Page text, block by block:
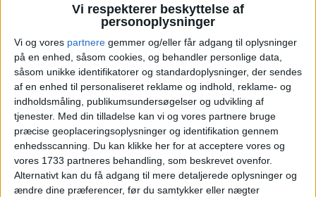
Vi respekterer beskyttelse af
personoplysninger
Vi og vores partnere gemmer og/eller får adgang til oplysninger
på en enhed, såsom cookies, og behandler personlige data,
såsom unikke identifikatorer og standardoplysninger, der sendes
af en enhed til personaliseret reklame og indhold, reklame- og
indholdsmåling, publikumsundersøgelser og udvikling af
tjenester. Med din tilladelse kan vi og vores partnere bruge
præcise geoplaceringsoplysninger og identifikation gennem
enhedsscanning. Du kan klikke her for at acceptere vores og
vores 1733 partneres behandling, som beskrevet ovenfor.
Alternativt kan du få adgang til mere detaljerede oplysninger og
ændre dine præferencer, før du samtykker eller nægter
Læs videre efter Annoncen
Annonce
PRISOVERSIGT
BILLUND: 12. – 19. JUN 26 (7 NÆTTER)